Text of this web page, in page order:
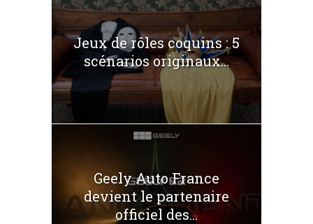
Jeux de rôles coquins : 5
scénarios originaux...
Geely Auto France
devient le partenaire
officiel des...